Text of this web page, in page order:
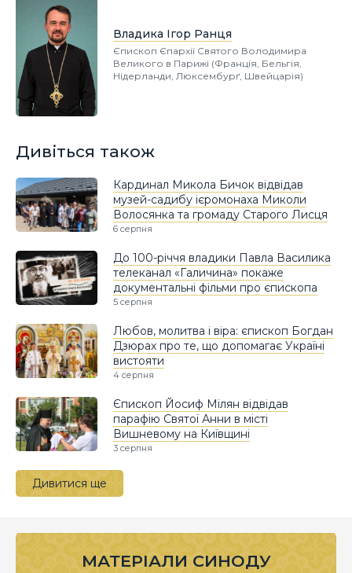
Владика Ігор Ранця
Єпископ Єпархії Святого Володимира
Великого в Парижі (Франція, Бельгія,
Нідерланди, Люксембурґ, Швейцарія)
Дивіться також
Кардинал Микола Бичок відвідав
музей-садибу ієромонаха Миколи
Волосянка та громаду Старого Лисця
6 серпня
До 100-річчя владики Павла Василика
телеканал «Галичина» покаже
документальні фільми про єпископа
5 серпня
Любов, молитва і віра: єпископ Богдан
Дзюрах про те, що допомагає Україні
вистояти
4 серпня
Єпископ Йосиф Мілян відвідав
парафію Святої Анни в місті
Вишневому на Київщині
3 серпня
Дивитися ще
МАТЕРІАЛИ СИНОДУ